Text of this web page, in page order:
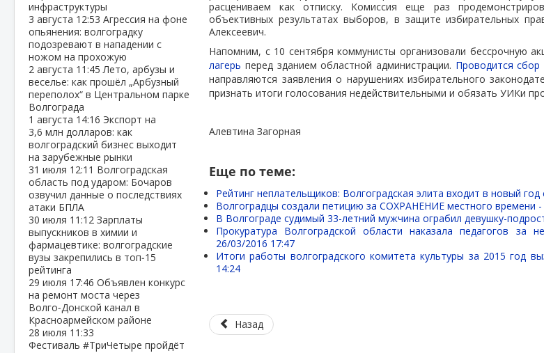
инфраструктуры
3 августа 12:53 Агрессия на фоне
опьянения: волгоградку
подозревают в нападении с
ножом на прохожую
2 августа 11:45Лето, арбузы и
веселье: как прошёл „Арбузный
переполох“ в Центральном парке
Волгограда
1 августа 14:16 Экспорт на
3,6 млн долларов: как
волгоградский бизнес выходит
на зарубежные рынки
31 июля 12:11 Волгоградская
область под ударом: Бочаров
озвучил данные о последствиях
атаки БПЛА
30 июля 11:12 Зарплаты
выпускников в химии и
фармацевтике: волгоградские
вузы закрепились в топ‑15
рейтинга
29 июля 17:46 Объявлен конкурс
на ремонт моста через
Волго‑Донской канал в
Красноармейском районе
28 июля 11:33
Фестиваль #ТриЧетыре пройдёт
расцениваем как отписку. Комиссия еще раз
объективных результатах выборов, в защите избирательных
Алексеевич.
Напомним, с 10 сентября коммунисты организовали бессрочную
лагерь перед зданием областной администрации. Проводится сбор
направляются заявления о нарушениях избирательного
признать итоги голосования недействительными и обязать УИКи
Алевтина Загорная
Еще по теме:
Рейтинг неплательщиков: Волгоградская элита входит в новый год
Волгоградцы создали петицию за СОХРАНЕНИЕ местного времени
В Волгограде судимый 33-летний мужчина ограбил девушку-
Прокуратура Волгоградской области наказала педагогов за
26/03/2016 17:47
Итоги работы волгоградского комитета культуры за 2015 год
14:24
Назад